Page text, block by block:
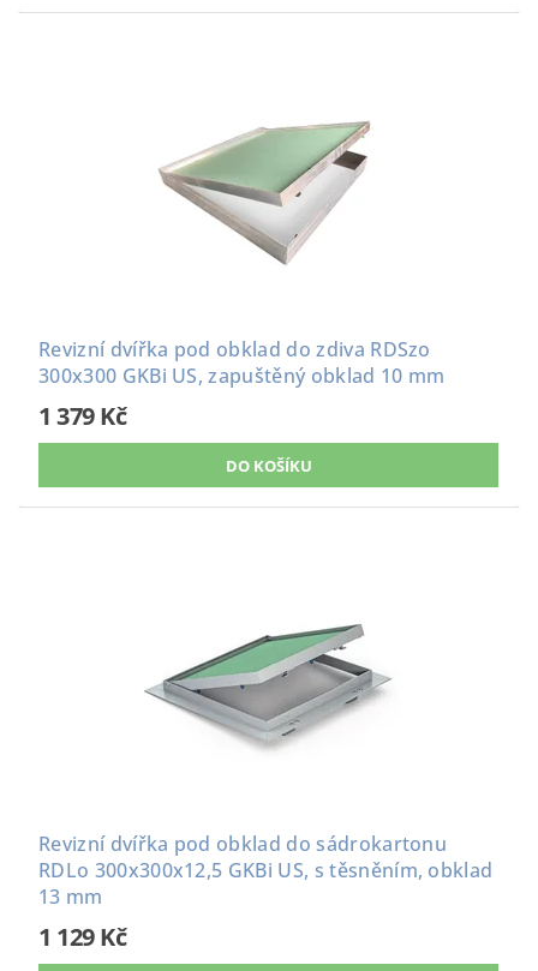
Revizní dvířka pod obklad do zdiva RDSzo
300x300 GKBi US, zapuštěný obklad 10 mm
1 379 Kč
Revizní dvířka pod obklad do sádrokartonu
RDLo 300x300x12,5 GKBi US, s těsněním, obklad
13 mm
1 129 Kč